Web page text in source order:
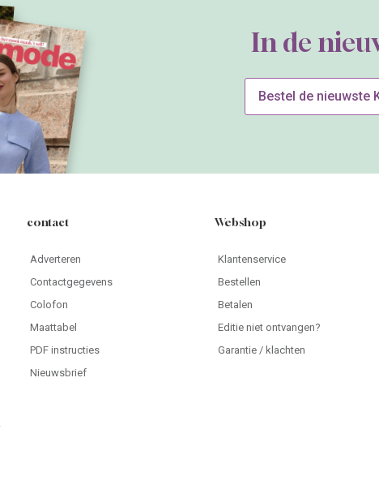
In de
Bestel de nieuwste
contact
Adverteren
Contactgegevens
Colofon
Maattabel
PDF instructies
Nieuwsbrief
Webshop
Klantenservice
Bestellen
Betalen
Editie niet ontvangen?
Garantie / klachten